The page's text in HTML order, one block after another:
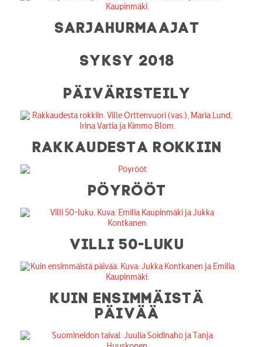
SARJAHURMAAJAT
SYKSY 2018
PÄIVÄRISTEILY
RAKKAUDESTA ROKKIIN
PÖYRÖÖT
VILLI 50-LUKU
KUIN ENSIMMÄISTÄ
PÄIVÄÄ